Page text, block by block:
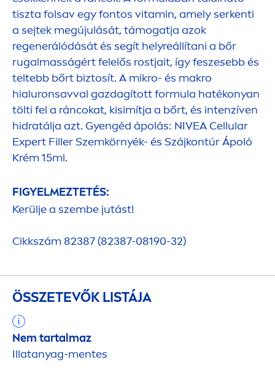
tiszta folsav egy fontos vitamin, amely serkenti
a sejtek megújulását, támogatja azok
regenerálódását és segít helyreállítani a bőr
rugalmasságért felelős rostjait, így feszesebb és
teltebb bőrt biztosít. A mikro- és makro
hialuronsavval gazdagított formula hatékonyan
tölti fel a ráncokat, kisimítja a bőrt, és intenzíven
hidratálja azt. Gyengéd ápolás: NIVEA Cellular
Expert FillerSzemkörnyék- és Szájkontúr Ápoló
Krém 15ml.
FIGYELMEZTETÉS:
Kerülje a szembe jutást!
Cikkszám 82387 (82387-08190-32)
ÖSSZETEVŐK LISTÁJA
Nem tartalmaz
Illatanyag-mentes